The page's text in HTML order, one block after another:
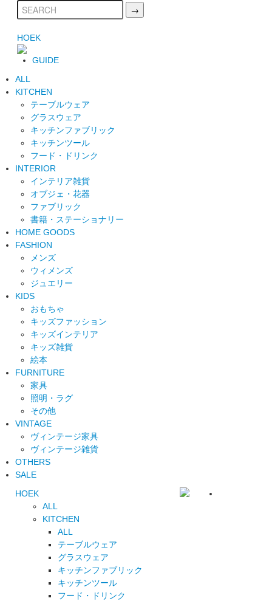
HOEK
GUIDE
ALL
KITCHEN
テーブルウェア
グラスウェア
キッチンファブリック
キッチンツール
フード・ドリンク
INTERIOR
インテリア雑貨
オブジェ・花器
ファブリック
書籍・ステーショナリー
HOME GOODS
FASHION
メンズ
ウィメンズ
ジュエリー
KIDS
おもちゃ
キッズファッション
キッズインテリア
キッズ雑貨
絵本
FURNITURE
家具
照明・ラグ
その他
VINTAGE
ヴィンテージ家具
ヴィンテージ雑貨
OTHERS
SALE
HOEK
ALL
KITCHEN
ALL
テーブルウェア
グラスウェア
キッチンファブリック
キッチンツール
フード・ドリンク